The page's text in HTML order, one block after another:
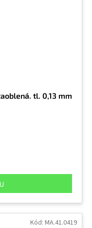
tl. 0,13 mm
Kód: MA.41.0419